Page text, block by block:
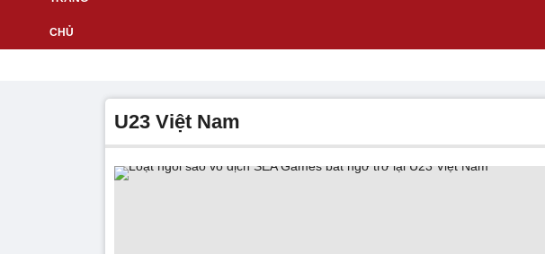
U23 Việt Nam